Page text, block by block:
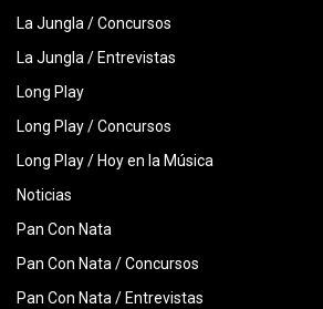
La Jungla / Concursos
La Jungla / Entrevistas
Long Play
Long Play / Concursos
Long Play / Hoy en la Música
Noticias
Pan Con Nata
Pan Con Nata / Concursos
Pan Con Nata / Entrevistas